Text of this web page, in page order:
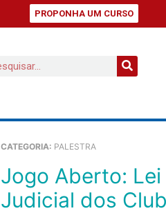
PROPONHA UM CURSO
CATEGORIA: PALESTRA
Jogo Aberto: Lei de SAF e Recuperação
Judicial dos